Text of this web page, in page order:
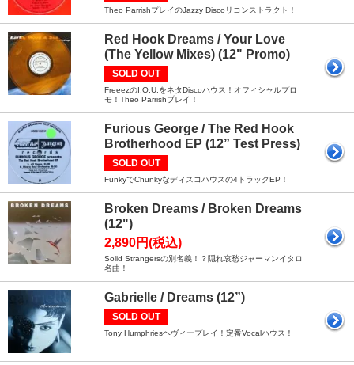
Theo ParrishプレイのJazzy Discoリコンストラクト！
Red Hook Dreams / Your Love
(The Yellow Mixes) (12" Promo)
SOLD OUT
FreeezのI.O.U.をネタDiscoハウス！オフィシャルプロ
モ！Theo Parrishプレイ！
Furious George / The Red Hook
Brotherhood EP (12” Test Press)
SOLD OUT
FunkyでChunkyなディスコハウスの4トラックEP！
Broken Dreams / Broken Dreams
(12")
2,890円(税込)
Solid Strangersの別名義！？隠れ哀愁ジャーマンイタロ
名曲！
Gabrielle / Dreams (12”)
SOLD OUT
Tony Humphriesヘヴィープレイ！定番Vocalハウス！